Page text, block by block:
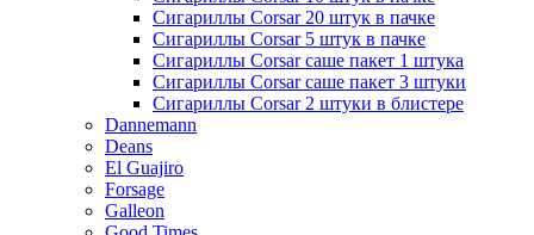
Сигариллы Corsar 20 штук в пачке
Сигариллы Corsar 5 штук в пачке
Сигариллы Corsar саше пакет 1 штука
Сигариллы Corsar саше пакет 3 штуки
Сигариллы Corsar 2 штуки в блистере
Dannemann
Deans
El Guajiro
Forsage
Galleon